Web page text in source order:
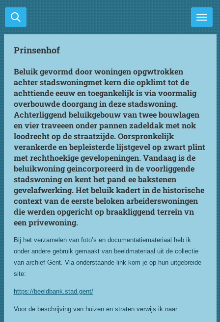
Ga
direct
naar
hoofdinhoud
Prinsenhof
Beluik gevormd door woningen opgwtrokken
achter stadswoningmet kern die opklimt tot de
achttiende eeuw en toegankelijk is via voormalig
overbouwde doorgang in deze stadswoning.
Achterliggend beluikgebouw van twee bouwlagen
en vier traveeen onder pannen zadeldak met nok
loodrecht op de straatzijde. Oorspronkelijk
verankerde en bepleisterde lijstgevel op zwart plint
met rechthoekige gevelopeningen. Vandaag is de
beluikwoning geincorporeerd in de voorliggende
stadswoning en kent het pand ee bakstenen
gevelafwerking. Het beluik kadert in de historische
context van de eerste beloken arbeiderswoningen
die werden opgericht op braakliggend terrein vn
een privewoning.
Bij het verzamelen van foto’s en documentatiemateriaal heb ik
onder andere gebruik gemaakt van beeldmateriaal uit de collectie
van archief Gent. Via onderstaande link kom je op hun uitgebreide
site:
https://beeldbank.stad.gent/
Voor de beschrijving van huizen en straten verwijs ik naar